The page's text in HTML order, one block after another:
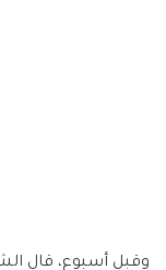
وقبل أسبوع، قال